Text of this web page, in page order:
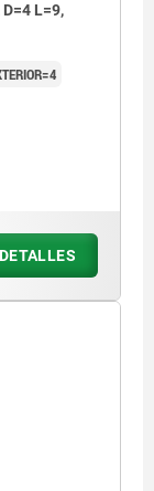
D=4 L=9,
DETALLES